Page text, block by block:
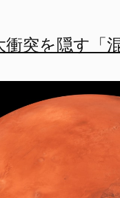
衝突を隠す「